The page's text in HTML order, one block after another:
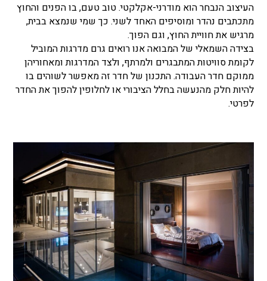
העיצוב הנבחר הוא מודרני-אקלקטי. טוב טעם, בו הפנים והחוץ
מתכתבים נהדר ומוסיפים האחד לשני. כך שמי שנמצא בבית,
מרגיש את חוויית החוץ, וגם הפוך.
בצידה השמאלי של המבואה אנו רואים גרם מדרגות המוביל
לקומת סוויטות המתבגרים ולמרתף, ולצד המדרגות ומאחוריהן
ממוקם חדר העבודה. התכנון של חדר זה מאפשר לשוהים בו
להיות חלק מהנעשה בחלל הציבורי או לחלופין להפוך את החדר
לפרטי.